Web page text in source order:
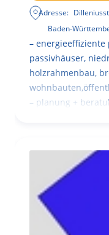
Adresse:
Baden-
–
passivhäuser,
holzrahmenbau,
– planung +